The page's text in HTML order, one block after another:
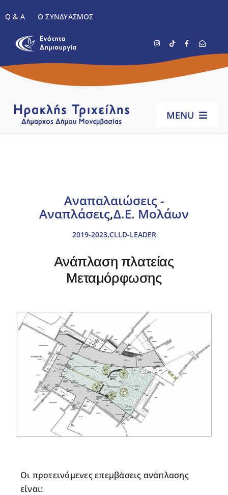
στο
περιεχόμενο
Q & A Ο ΣΥΝΔΥΑΣΜΌΣ
MENU
Έργα
Αντισταθμιστικά
Νέα
Aναπαλαιώσεις -
Αναπλάσεις,Δ.Ε. Μολάων
2019-2023,CLLD-LEADER
Ανάπλαση πλατείας
Μεταμόρφωσης
Οι προτεινόμενες επεμβάσεις ανάπλασης
είναι: